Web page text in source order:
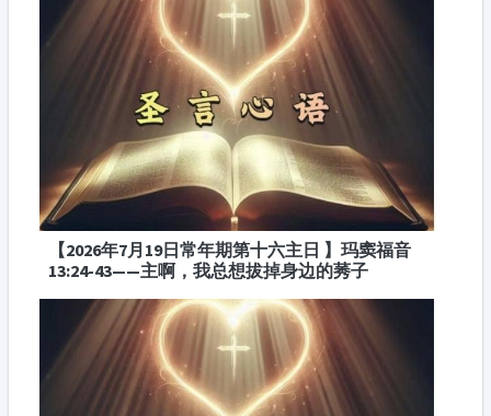
【2026年7月19日常年期第十六主日 】玛窦福音
13:24-43——主啊，我总想拔掉身边的莠子